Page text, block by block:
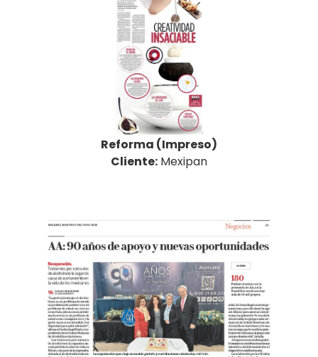
Reforma (Impreso)
Cliente: Mexipan